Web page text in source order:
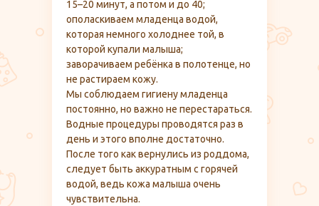
15–20 минут, а потом и до 40;
ополаскиваем младенца водой,
которая немного холоднее той, в
которой купали малыша;
заворачиваем ребёнка в полотенце, но
не растираем кожу.
Мы соблюдаем гигиену младенца
постоянно, но важно не перестараться.
Водные процедуры проводятся раз в
день и этого вполне достаточно.
После того как вернулись из роддома,
следует быть аккуратным с горячей
водой, ведь кожа малыша очень
чувствительна.